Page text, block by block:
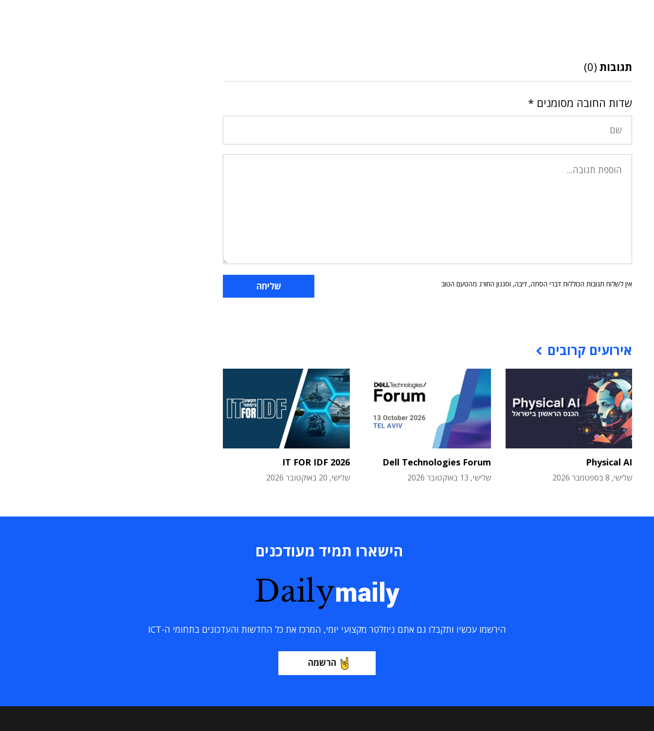
תגובות (0)
שדות החובה מסומנים *
אין לשלוח תגובות הכוללות דברי הסתה, דיבה, וסגנון החורג מהטעם הטוב
אירועים קרובים
Physical AI
שלישי, 8 בספטמבר 2026
Dell Technologies Forum
שלישי, 13 באוקטובר 2026
IT FOR IDF 2026
שלישי, 20 באוקטובר 2026
הישארו תמיד מעודכנים
Dailymaily
הירשמו עכשיו ותקבלו גם אתם ניוזלטר מקצועי יומי, המרכז את כל החדשות והעדכונים בתחומי ה-ICT
הרשמה